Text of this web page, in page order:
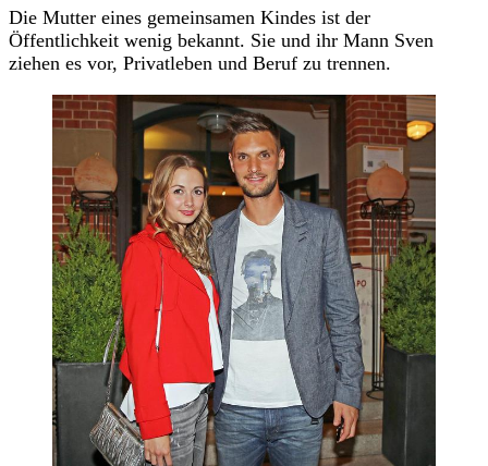
Die Mutter eines gemeinsamen Kindes ist der
Öffentlichkeit wenig bekannt. Sie und ihr Mann Sven
ziehen es vor, Privatleben und Beruf zu trennen.